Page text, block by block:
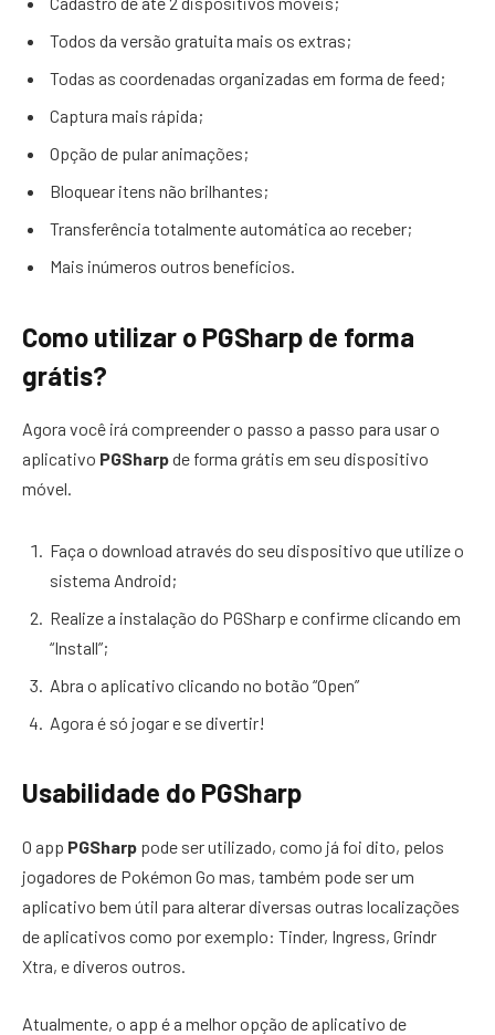
Todos da versão gratuita mais os extras;
Todas as coordenadas organizadas em forma de feed;
Captura mais rápida;
Opção de pular animações;
Bloquear itens não brilhantes;
Transferência totalmente automática ao receber;
Mais inúmeros outros benefícios.
Como utilizar o PGSharp de forma
grátis?
Agora você irá compreender o passo a passo para usar o
aplicativo PGSharpde forma grátis em seu dispositivo
móvel.
Faça o download através do seu dispositivo que utilize o
sistema Android;
Realize a instalação do PGSharp e confirme clicando em
“Install”;
Abra o aplicativo clicando no botão “Open”
Agora é só jogar e se divertir!
Usabilidade do PGSharp
O app PGSharp pode ser utilizado, como já foi dito, pelos
jogadores de Pokémon Go mas, também pode ser um
aplicativo bem útil para alterar diversas outras localizações
de aplicativos como por exemplo: Tinder, Ingress, Grindr
Xtra, e diveros outros.
Atualmente, o app é a melhor opção de aplicativo de